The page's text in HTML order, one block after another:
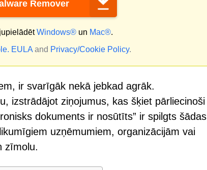
Remover
Windows®un Mac®.
EULA and Privacy/Cookie Policy.
ir svarīgāk nekā jebkad agrāk.
izstrādājot ziņojumus, kas šķiet pārliecinoši
dokuments ir nosūtīts” ir spilgts šādas
uzņēmumiem, organizācijām vai
zīmolu.